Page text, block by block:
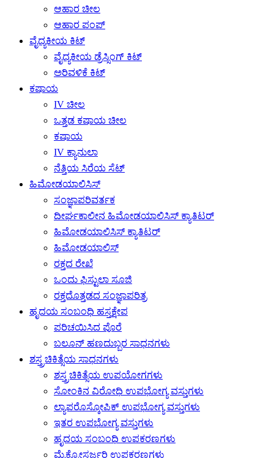
ಆಹಾರ ಚೀಲ
ಆಹಾರ ಪಂಪ್
ವೈದ್ಯಕೀಯ ಕಿಟ್
ವೈದ್ಯಕೀಯ ಡ್ರೆಸ್ಸಿಂಗ್ ಕಿಟ್
ಅರಿವಳಿಕೆ ಕಿಟ್
ಕಷಾಯ
IV ಚೀಲ
ಒತ್ತಡ ಕಷಾಯ ಚೀಲ
ಕಷಾಯ
IV ಕ್ಯಾನುಲಾ
ನೆತ್ತಿಯ ಸಿರೆಯ ಸೆಟ್
ಹಿಮೋಡಯಾಲಿಸಿಸ್
ಸಂಜ್ಞಾಪರಿವರ್ತಕ
ದೀರ್ಘಕಾಲೀನ ಹಿಮೋಡಯಾಲಿಸಿಸ್ ಕ್ಯಾತಿಟರ್
ಹಿಮೋಡಯಾಲಿಸಿಸ್ ಕ್ಯಾತಿಟರ್
ಹಿಮೋಡಯಾಲಿಸ್
ರಕ್ತದ ರೇಖೆ
ಒಂದು ಫಿಸ್ಟುಲಾ ಸೂಜಿ
ರಕ್ತದೊತ್ತಡದ ಸಂಜ್ಞಾಪರಿತ್ರ
ಹೃದಯ ಸಂಬಂಧಿ ಹಸ್ತಕ್ಷೇಪ
ಪರಿಚಯಿಸಿದ ಪೊರೆ
ಬಲೂನ್ ಹಣದುಬ್ಬರ ಸಾಧನಗಳು
ಶಸ್ತ್ರಚಿಕಿತ್ಸೆಯ ಸಾಧನಗಳು
ಶಸ್ತ್ರಚಿಕಿತ್ಸೆಯ ಉಪಯೋಗಗಳು
ಸೋಂಕಿನ ವಿರೋಧಿ ಉಪಭೋಗ್ಯ ವಸ್ತುಗಳು
ಲ್ಯಾಪರೊಸ್ಕೋಪಿಕ್ ಉಪಭೋಗ್ಯ ವಸ್ತುಗಳು
ಇತರ ಉಪಭೋಗ್ಯ ವಸ್ತುಗಳು
ಹೃದಯ ಸಂಬಂಧಿ ಉಪಕರಣಗಳು
ಮೈಕ್ರೋಸರ್ಜರಿ ಉಪಕರಣಗಳು